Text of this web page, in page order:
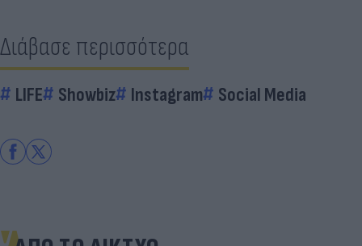
Διάβασε περισσότερα
LIFE Showbiz Instagram Social Media